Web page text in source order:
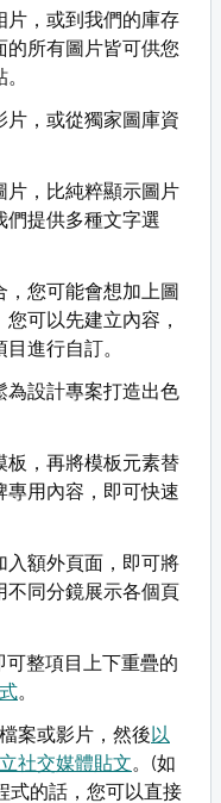
片，或到我們的庫存
的所有圖片皆可供您
片，或從獨家圖庫資
片，比純粹顯示圖片
們提供多種文字選
，您可能會想加上圖
可以先建立內容，
進行自訂。
為設計專案打造出色
板，再將模板元素替
專用內容，即可快速
入額外頁面，即可將
不同分鏡展示各個頁
可整項目上下重疊的
案或影片，然後 以
社交媒體貼文 。(如
式的話，您可以直接